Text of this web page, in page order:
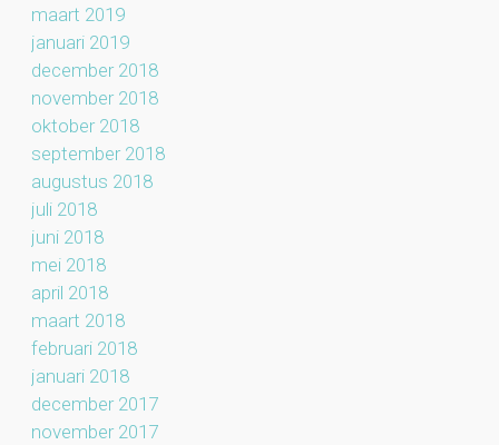
maart 2019
januari 2019
december 2018
november 2018
oktober 2018
september 2018
augustus 2018
juli 2018
juni 2018
mei 2018
april 2018
maart 2018
februari 2018
januari 2018
december 2017
november 2017